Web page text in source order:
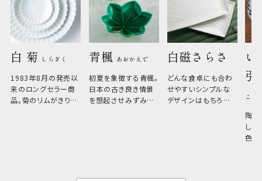
白 菊 しらぎく
1983年8月の発売以
来のロングセラー商
品。菊のリムがきりっ
青楓 あおかえで
初夏を象徴する青楓。
日本の古き良き情景
を想起させみずみず
白磁さらさ
どんな食卓にも合わ
せやすいシンプルな
デザインはもちろん、
い
こひ
陶器
しい
色の